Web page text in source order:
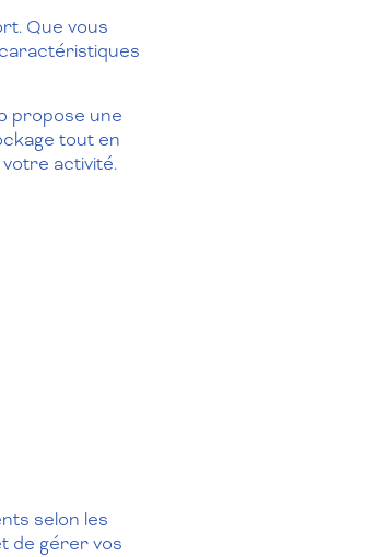
Que vous
propose une
tout en
activité.
selon les
de gérer vos